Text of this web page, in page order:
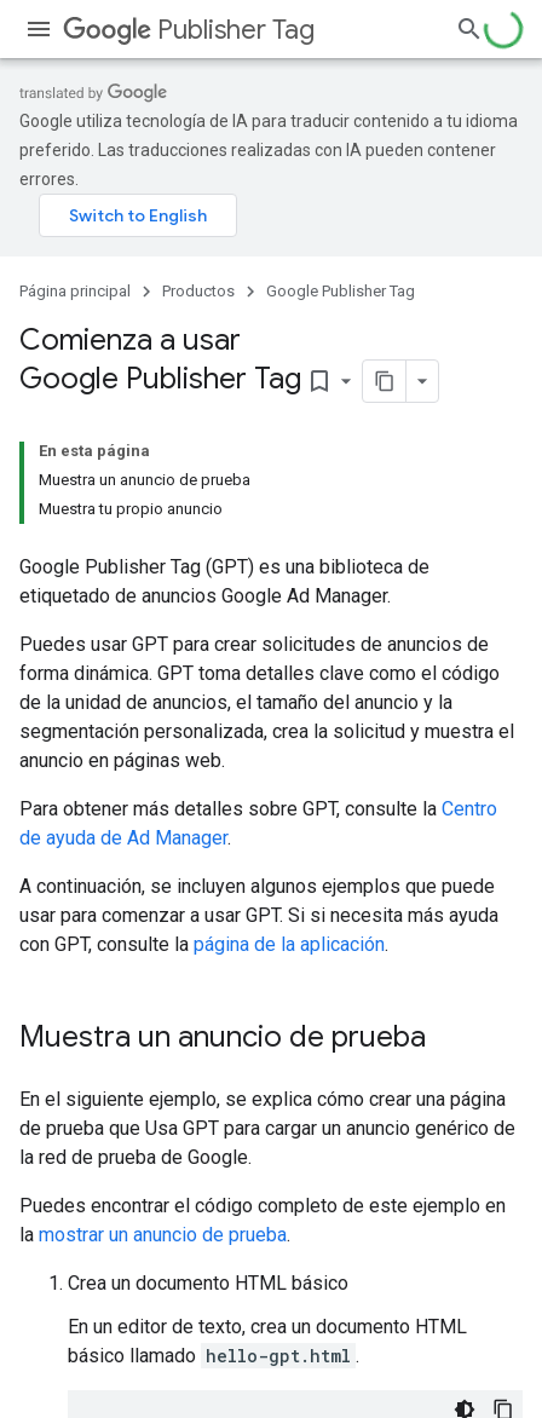
Publisher Tag
Google utiliza tecnología de IA para traducir contenido a tu idioma
preferido. Las traducciones realizadas con IA pueden contener
errores.
Página principal Productos Google Publisher Tag
Comienza a usar
Google Publisher Tag bookmark_border
En esta página
Muestra un anuncio de prueba
Muestra tu propio anuncio
Google Publisher Tag (GPT) es una biblioteca de
etiquetado de anuncios Google Ad Manager.
Puedes usar GPT para crear solicitudes de anuncios de
forma dinámica. GPT toma detalles clave como el código
de la unidad de anuncios, el tamaño del anuncio y la
segmentación personalizada, crea la solicitud y muestra el
anuncio en páginas web.
Para obtener más detalles sobre GPT, consulte la Centro
de ayuda de Ad Manager.
A continuación, se incluyen algunos ejemplos que puede
usar para comenzar a usar GPT. Si si necesita más ayuda
con GPT, consulte la página de la aplicación.
Muestra un anuncio de prueba
En el siguiente ejemplo, se explica cómo crear una página
de prueba que Usa GPT para cargar un anuncio genérico de
la red de prueba de Google.
Puedes encontrar el código completo de este ejemplo en
la mostrar un anuncio de prueba.
Crea un documento HTML básico
En un editor de texto, crea un documento HTML
básico llamado hello-gpt.html .